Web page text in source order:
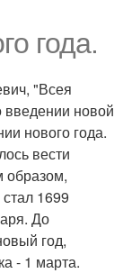
года.
"Всея
новой
нового года.
вести
образом,
1699
До
год,
- 1 марта.